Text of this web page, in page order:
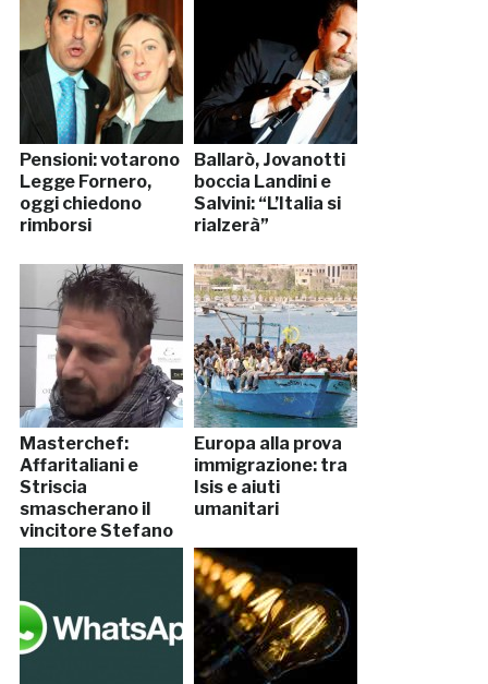
Pensioni: votarono
Legge Fornero,
oggi chiedono
rimborsi
Ballarò, Jovanotti
boccia Landini e
Salvini: “L’Italia si
rialzerà”
Masterchef:
Affaritaliani e
Striscia
smascherano il
vincitore Stefano
Europa alla prova
immigrazione: tra
Isis e aiuti
umanitari